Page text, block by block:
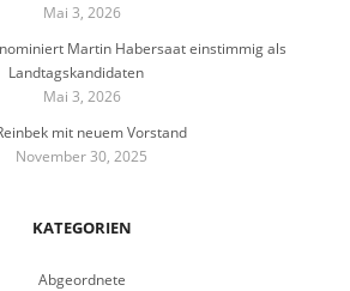
Mai 3, 2026
Martin Habersaat einstimmig als
Landtagskandidaten
Mai 3, 2026
mit neuem Vorstand
November 30, 2025
KATEGORIEN
Abgeordnete